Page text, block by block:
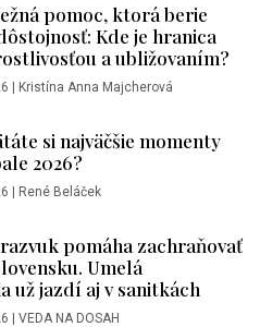
pomoc, ktorá berie
Kde je hranica
a ubližovaním?
| Kristína Anna Majcherová
si najväčšie momenty
2026?
| René Beláček
pomáha zachraňovať
Umelá
už jazdí aj v sanitkách
| VEDA NA DOSAH